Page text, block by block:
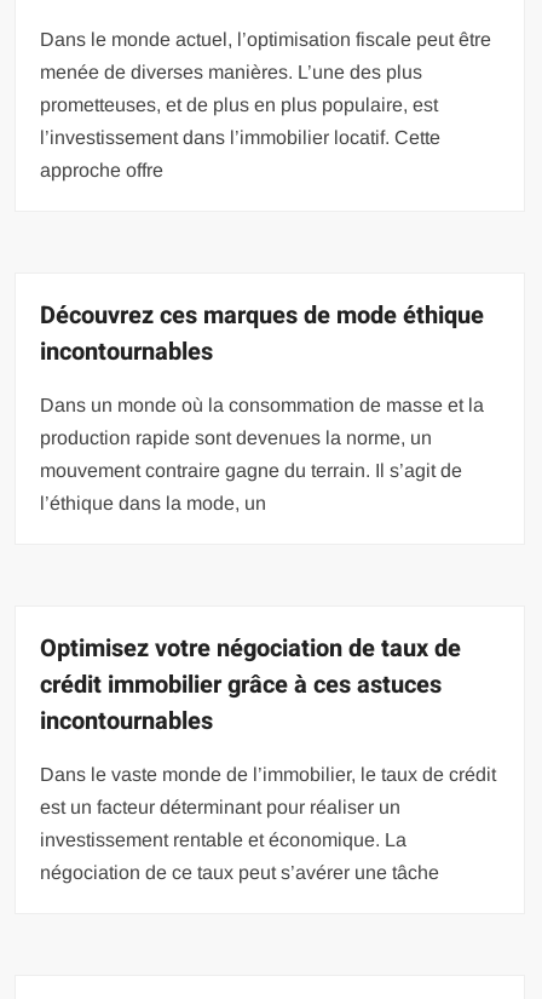
Dans le monde actuel, l’optimisation fiscale peut être
menée de diverses manières. L’une des plus
prometteuses, et de plus en plus populaire, est
l’investissement dans l’immobilier locatif. Cette
approche offre
Découvrez ces marques de mode éthique
incontournables
Dans un monde où la consommation de masse et la
production rapide sont devenues la norme, un
mouvement contraire gagne du terrain. Il s’agit de
l’éthique dans la mode, un
Optimisez votre négociation de taux de
crédit immobilier grâce à ces astuces
incontournables
Dans le vaste monde de l’immobilier, le taux de crédit
est un facteur déterminant pour réaliser un
investissement rentable et économique. La
négociation de ce taux peut s’avérer une tâche